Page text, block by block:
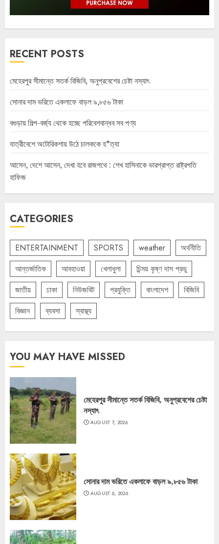
RECENT POSTS
মেহেরপুর সীমান্তে সতর্ক বিজিবি, অনুপ্রবেশের চেষ্টা নস্যাৎ
সোনার দাম ভরিতে একলাফে বাড়ল ৯,৮৫৬ টাকা
বগুড়ায় শিল্প-বর্জ্য থেকে হচ্ছে পরিবেশবান্ধব সব পণ্য
যাত্রীবেশে অটোরিকশায় উঠে চালককে হ*ত্যা
আসেন, দেশে আসেন, দেখা হবে রাজপথে : শেখ হাসিনাকে ভারপ্রাপ্ত রাষ্ট্রপতি
হাফিজ
CATEGORIES
ENTERTAINMENT SPORTS weather
অর্থনীতি
আন্তর্জাতিক
আবহাওয়া খেলাধুলা
চিন্ময় কৃষ্ণ দাস প্রভু
জাতীয়
ঢাকা নিউজবিট প্রযুক্তি বাংলাদেশ
বিজিবি
বিজ্ঞান
ব্যবসা স্বাস্থ্য
YOU MAY HAVE MISSED
মেহেরপুর সীমান্তে সতর্ক বিজিবি, অনুপ্রবেশের চেষ্টা
নস্যাৎ
AUGUST 7, 2026
সোনার দাম ভরিতে একলাফে বাড়ল ৯,৮৫৬ টাকা
AUGUST 6, 2026